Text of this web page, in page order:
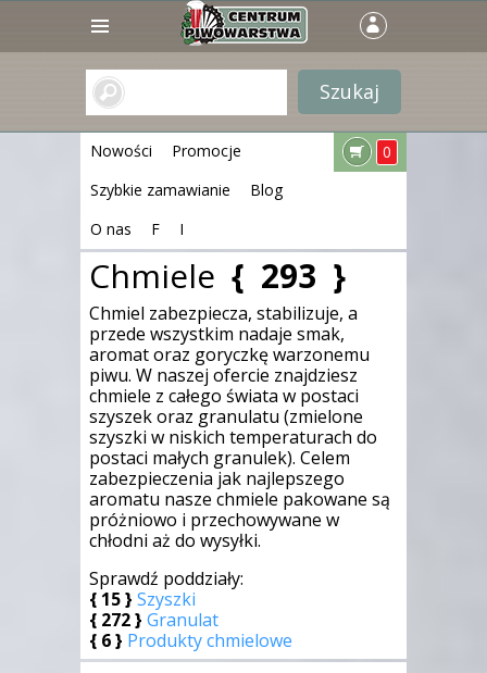
Nowości
Promocje
Szybkie zamawianie
Blog
O nas
F I
0
Chmiele { 293 }
Chmiel zabezpiecza, stabilizuje, a
przede wszystkim nadaje smak,
aromat oraz goryczkę warzonemu
piwu. W naszej ofercie znajdziesz
chmiele z całego świata w postaci
szyszek oraz granulatu (zmielone
szyszki w niskich temperaturach do
postaci małych granulek). Celem
zabezpieczenia jak najlepszego
aromatu nasze chmiele pakowane są
próżniowo i przechowywane w
chłodni aż do wysyłki.
Sprawdź poddziały:
{ 15} Szyszki
{ 272} Granulat
{ 6} Produkty chmielowe